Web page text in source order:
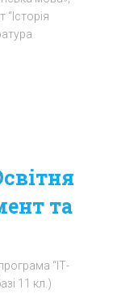
та
“ІТ-
11 кл.)